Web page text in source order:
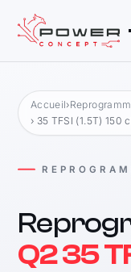
Accueil›
› 35 TFSI (1.5T) 150
Q2 35